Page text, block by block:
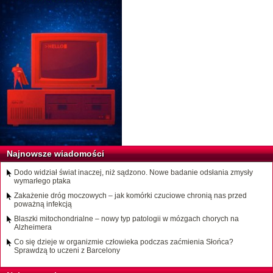
Najnowsze wiadomości
Dodo widział świat inaczej, niż sądzono. Nowe badanie odsłania zmysły
wymarłego ptaka
Zakażenie dróg moczowych – jak komórki czuciowe chronią nas przed
poważną infekcją
Blaszki mitochondrialne – nowy typ patologii w mózgach chorych na
Alzheimera
Co się dzieje w organizmie człowieka podczas zaćmienia Słońca?
Sprawdzą to uczeni z Barcelony